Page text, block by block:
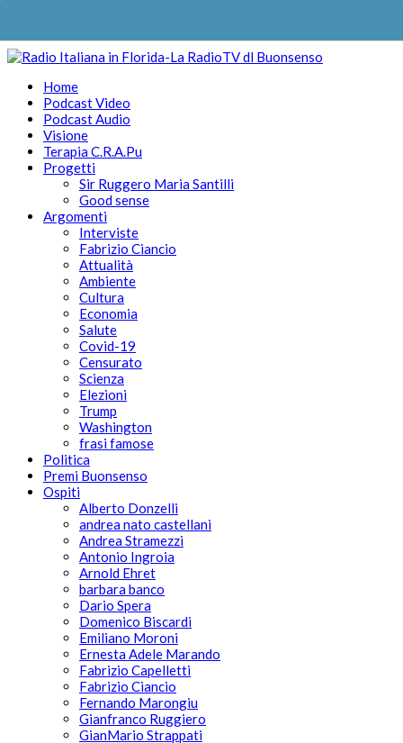
Home
Podcast Video
Podcast Audio
Visione
Terapia C.R.A.Pu
Progetti
Sir Ruggero Maria Santilli
Good sense
Argomenti
Interviste
Fabrizio Ciancio
Attualità
Ambiente
Cultura
Economia
Salute
Covid-19
Censurato
Scienza
Elezioni
Trump
Washington
frasi famose
Politica
Premi Buonsenso
Ospiti
Alberto Donzelli
andrea nato castellani
Andrea Stramezzi
Antonio Ingroia
Arnold Ehret
barbara banco
Dario Spera
Domenico Biscardi
Emiliano Moroni
Ernesta Adele Marando
Fabrizio Capelletti
Fabrizio Ciancio
Fernando Marongiu
Gianfranco Ruggiero
GianMario Strappati